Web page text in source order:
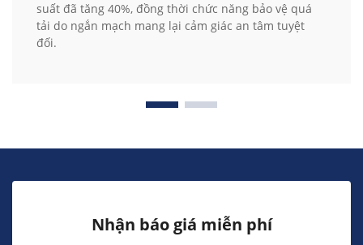
suất đã tăng 40%, đồng thời chức năng bảo vệ quá
tải do ngắn mạch mang lại cảm giác an tâm tuyệt
đối.
Nhận báo giá miễn phí